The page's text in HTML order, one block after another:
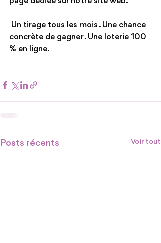
Un tirage tous les mois . Une chance
concrète de gagner . Une loterie 100
% en ligne.
Posts récents Voir tout